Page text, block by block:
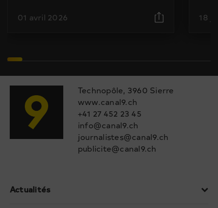
01 avril 2026 18
Technopôle, 3960 Sierre
www.canal9.ch
+41 27 452 23 45
info@canal9.ch
journalistes@canal9.ch
publicite@canal9.ch
Actualités